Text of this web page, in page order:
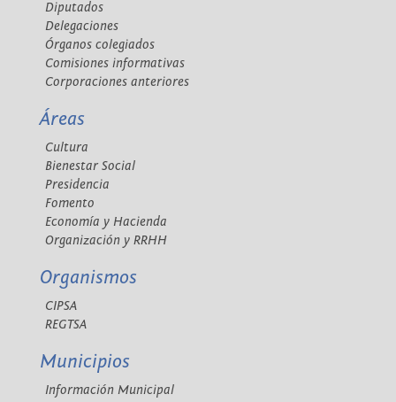
Diputados
Delegaciones
Órganos colegiados
Comisiones informativas
Corporaciones anteriores
Áreas
Cultura
Bienestar Social
Presidencia
Fomento
Economía y Hacienda
Organización y RRHH
Organismos
CIPSA
REGTSA
Municipios
Información Municipal